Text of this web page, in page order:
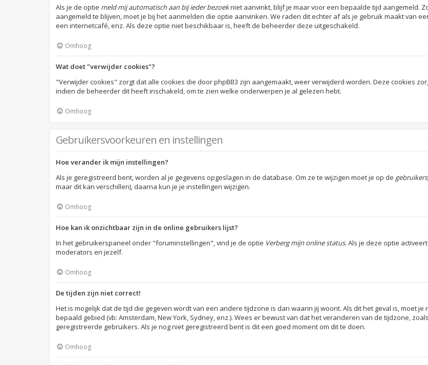
Als je de optie meld mij automatisch aan bij ieder bezoekniet aanvinkt, blijf je maar voor een bepaalde tijd aangemeld.
aangemeld te blijven, moet je bij het aanmelden die optie aanvinken. We raden dit echter af als je gebruik maakt van
een internetcafé, enz. Als deze optie niet beschikbaar is, heeft de beheerder deze uitgeschakeld.
Omhoog
Wat doet "verwijder cookies"?
"Verwijder cookies" zorgt dat alle cookies die door phpBB3 zijn aangemaakt, weer verwijderd worden. Deze cookies
indien de beheerder dit heeft inschakeld, om te zien welke onderwerpen je al gelezen hebt.
Omhoog
Gebruikersvoorkeuren en instellingen
Hoe verander ik mijn instellingen?
Als je geregistreerd bent, worden al je gegevens opgeslagen in de database. Om ze te wijzigen moet je op de
maar dit kan verschillen), daarna kun je je instellingen wijzigen.
Omhoog
Hoe kan ik onzichtbaar zijn in de online gebruikers lijst?
In het gebruikerspaneel onder "foruminstellingen", vind je de optie Verberg mijn online status. Als je deze optie
moderators en jezelf.
Omhoog
De tijden zijn niet correct!
Het is mogelijk dat de tijd die gegeven wordt van een andere tijdzone is dan waarin jij woont. Als dit het geval is, moet
bepaald gebied (vb: Amsterdam, New York, Sydney, enz.). Wees er bewust van dat het veranderen van de tijdzone,
geregistreerde gebruikers. Als je nog niet geregistreerd bent is dit een goed moment om dit te doen.
Omhoog